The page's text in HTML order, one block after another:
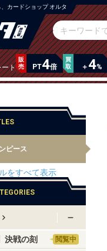
カードショップ オルタ
ート
販
売
PT4倍
買
取
＋4%
ピース
をすべて表示
決戦の刻 閲覧中